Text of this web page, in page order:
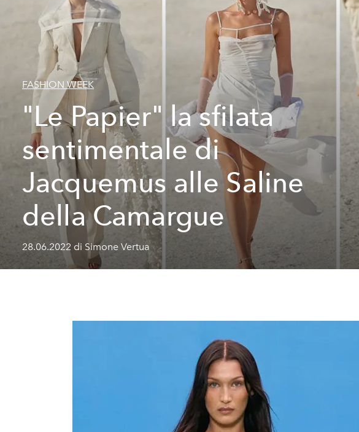
FASHION WEEK
"Le Papier" la sfilata
sentimentale di
Jacquemus alle Saline
della Camargue
28.06.2022 di Simone Vertua